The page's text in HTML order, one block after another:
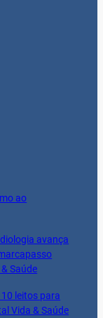
ao
avança
Saúde
leitos para
Vida & Saúde